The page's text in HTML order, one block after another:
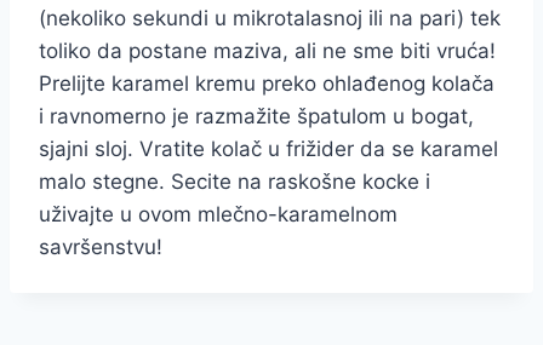
(nekoliko sekundi u mikrotalasnoj ili na pari) tek
toliko da postane maziva, ali ne sme biti vruća!
Prelijte karamel kremu preko ohlađenog kolača
i ravnomerno je razmažite špatulom u bogat,
sjajni sloj. Vratite kolač u frižider da se karamel
malo stegne. Secite na raskošne kocke i
uživajte u ovom mlečno-karamelnom
savršenstvu!